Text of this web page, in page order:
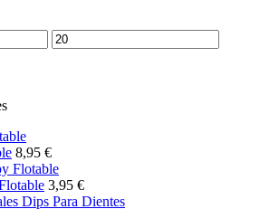
8,95 €
3,95 €